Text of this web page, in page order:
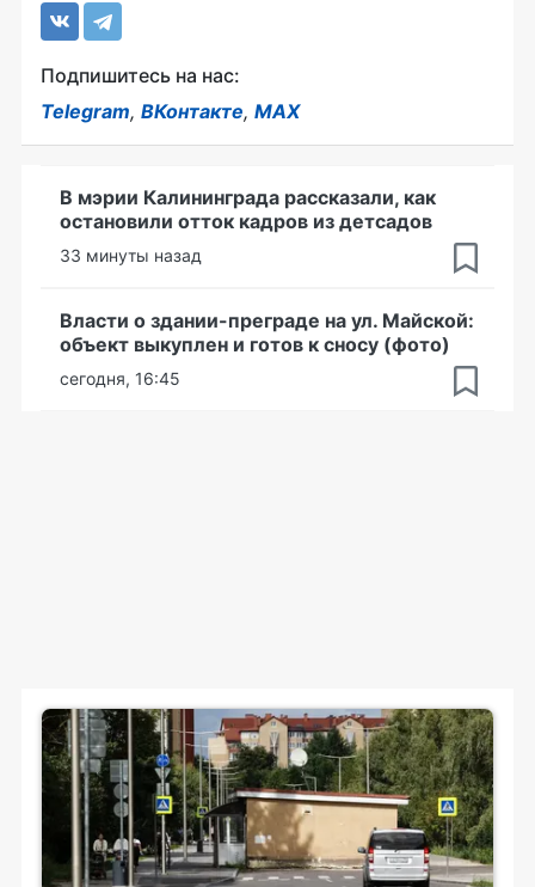
Подпишитесь на нас:
Telegram, ВКонтакте, MAX
В мэрии Калининграда рассказали, как
остановили отток кадров из детсадов
33 минуты назад
Власти о здании-преграде на ул. Майской:
объект выкуплен и готов к сносу (фото)
сегодня, 16:45